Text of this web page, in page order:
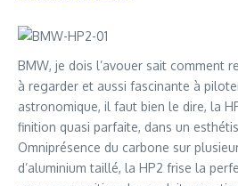
BMW, je dois l’avouer sait comment
à regarder et aussi fascinante à
astronomique, il faut bien le dire, la
finition quasi parfaite, dans un
Omniprésence du carbone sur
d’aluminium taillé, la HP2 frise la